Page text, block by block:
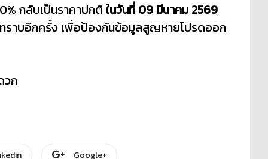
กลับเป็นราคาปกติ ในวันที่ 09 มีนาคม 2569
ทราบอีกครั้ง เพื่อป้องกันข้อมูลสูญหายโปรดออก
วก
Google+